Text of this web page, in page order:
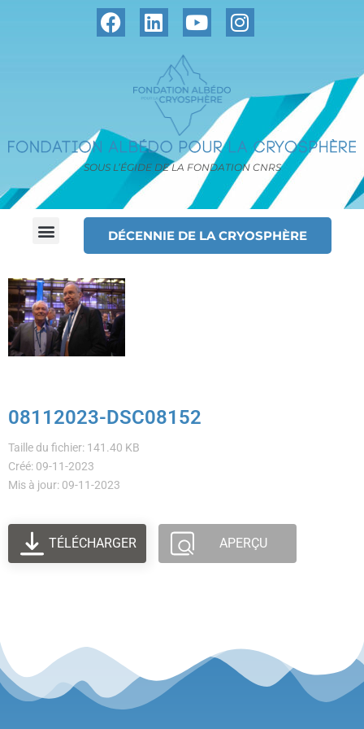
SOUS L’ÉGIDE DE LA FONDATION CNRS
DÉCENNIE DE LA CRYOSPHÈRE
08112023-DSC08152
Taille du fichier: 141.40 KB
Créé: 09-11-2023
Mis à jour: 09-11-2023
TÉLÉCHARGER APERÇU